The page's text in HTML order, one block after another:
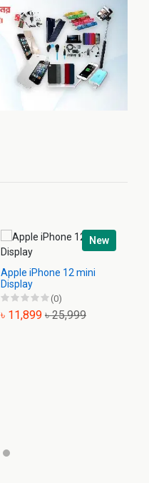
New
Apple iPhone 12 mini
Display
(0)
৳ 11,899 ৳ 25,999